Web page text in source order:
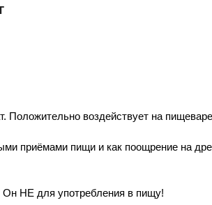
Положительно воздействует на
приёмами пищи и как поощрение на
Он НЕ для употребления в пищу!